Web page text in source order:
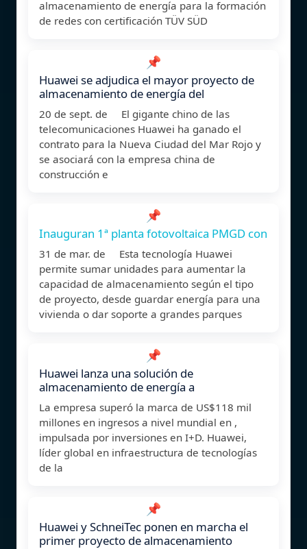
almacenamiento de energía para la formación
de redes con certificación TÜV SÜD
📌
Huawei se adjudica el mayor proyecto de
almacenamiento de energía del
20 de sept. de El gigante chino de las
telecomunicaciones Huawei ha ganado el
contrato para la Nueva Ciudad del Mar Rojo y
se asociará con la empresa china de
construcción e
📌
Inauguran 1ª planta fotovoltaica PMGD con
31 de mar. de Esta tecnología Huawei
permite sumar unidades para aumentar la
capacidad de almacenamiento según el tipo
de proyecto, desde guardar energía para una
vivienda o dar soporte a grandes parques
📌
Huawei lanza una solución de
almacenamiento de energía a
La empresa superó la marca de US$118 mil
millones en ingresos a nivel mundial en ,
impulsada por inversiones en I+D. Huawei,
líder global en infraestructura de tecnologías
de la
📌
Huawei y SchneiTec ponen en marcha el
primer proyecto de almacenamiento